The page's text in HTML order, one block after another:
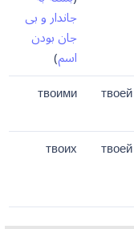
جاندار و بی
جان بودن
اسم)
твоей
твоими
твоей
твоих